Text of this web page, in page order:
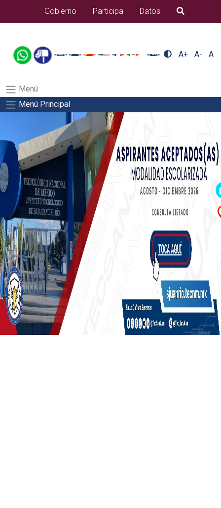
alumnos/plantilla_tecnmSalida del comando:
Gobierno Participa Datos B�squeda
A+ A- A
Menú
Menú Principal